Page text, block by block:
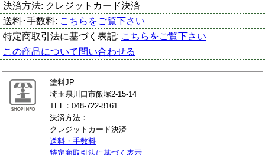
決済方法: クレジットカード決済
送料･手数料: こちらをご覧下さい
特定商取引法に基づく表記: こちらをご覧下さい
この商品について問い合わせる
塗料JP
埼玉県川口市飯塚2-15-14
TEL：048-722-8161
決済方法：
クレジットカード決済
送料・手数料
特定商取引法に基づく表示